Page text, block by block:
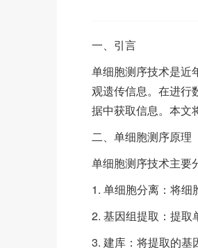
一、引言
单细胞测序技术是近
观遗传信息。在进行
据中获取信息。本文
二、单细胞测序原理
单细胞测序技术主要
1. 单细胞分离：将细
2. 基因组提取：提取
3. 建库：将提取的基